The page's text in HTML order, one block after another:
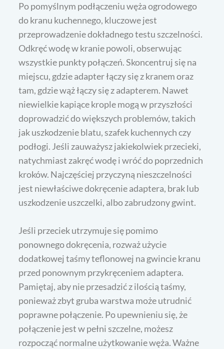
Po pomyślnym podłączeniu węża ogrodowego
do kranu kuchennego, kluczowe jest
przeprowadzenie dokładnego testu szczelności.
Odkręć wodę w kranie powoli, obserwując
wszystkie punkty połączeń. Skoncentruj się na
miejscu, gdzie adapter łączy się z kranem oraz
tam, gdzie wąż łączy się z adapterem. Nawet
niewielkie kapiące krople mogą w przyszłości
doprowadzić do większych problemów, takich
jak uszkodzenie blatu, szafek kuchennych czy
podłogi. Jeśli zauważysz jakiekolwiek przecieki,
natychmiast zakręć wodę i wróć do poprzednich
kroków. Najczęściej przyczyną nieszczelności
jest niewłaściwe dokręcenie adaptera, brak lub
uszkodzenie uszczelki, albo zabrudzony gwint.
Jeśli przeciek utrzymuje się pomimo
ponownego dokręcenia, rozważ użycie
dodatkowej taśmy teflonowej na gwincie kranu
przed ponownym przykręceniem adaptera.
Pamiętaj, aby nie przesadzić z ilością taśmy,
ponieważ zbyt gruba warstwa może utrudnić
poprawne połączenie. Po upewnieniu się, że
połączenie jest w pełni szczelne, możesz
rozpocząć normalne użytkowanie węża. Ważne